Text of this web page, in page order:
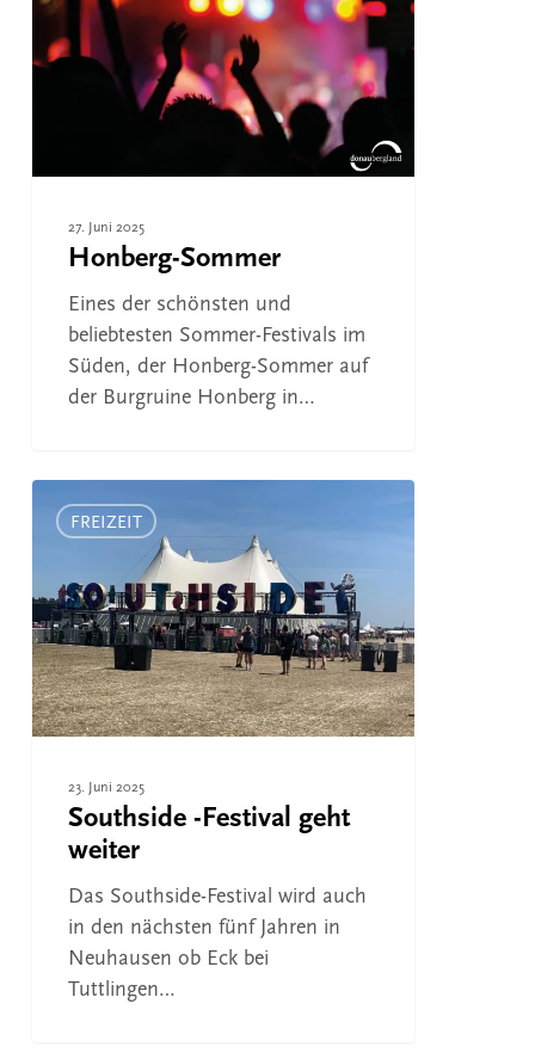
27. Juni 2025
Honberg-Sommer
Eines der schönsten und
beliebtesten Sommer-Festivals im
Süden, der Honberg-Sommer auf
der Burgruine Honberg in…
geht
weiter
FREIZEIT
23. Juni 2025
Southside -Festival geht
weiter
Das Southside-Festival wird auch
in den nächsten fünf Jahren in
Neuhausen ob Eck bei
Tuttlingen…